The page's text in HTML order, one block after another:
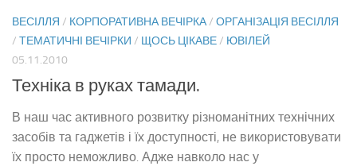
ВЕСІЛЛЯ / КОРПОРАТИВНА ВЕЧІРКА/ ОРГАНІЗАЦІЯ ВЕСІЛЛЯ
/ ТЕМАТИЧНІ ВЕЧІРКИ / ЩОСЬ ЦІКАВЕ/ ЮВІЛЕЙ
05.11.2010
Техніка в руках тамади.
В наш час активного розвитку різноманітних технічних
засобів та гаджетів і їх доступності, не використовувати
їх просто неможливо. Адже навколо нас у